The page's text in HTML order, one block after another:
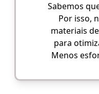
Sabemos
Por isso,
materiais
para
Menos